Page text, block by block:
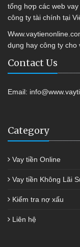
tổng hợp các web
công ty tài chính tại
dụng hay công ty cho
Contact Us
Email:
Category
Vay tiền Online
Vay tiền Không Lãi
Kiểm tra nợ xấu
Liên hệ